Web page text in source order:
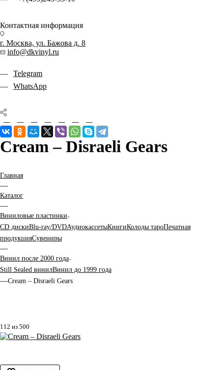
Контактная информация
г. Москва, ул. Бажова д. 8
info@dkvinyl.ru
Telegram
WhatsApp
Cream – Disraeli Gears
Главная
—
Каталог
—
Виниловые пластинки
CD дискиBlu-ray/DVDАудиокассетыКнигиКолоды тароПечатная
продукцияСувениры
—
Винил после 2000 года
Still Sealed винилВинил до 1999 года
—Cream – Disraeli Gears
112 из 500